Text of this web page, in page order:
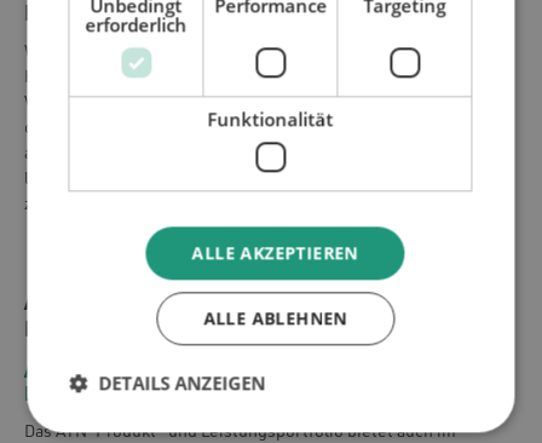
HAUSHALTSGERÄTE
Wie auch in anderen Industriebereichen, wird auch in der
Haushaltsgeräteproduktion das Kleben als
Verbindungstechnologie eingesetzt. Neben den Möglichkeiten,
die das
in Bezug auf das Produktdesign zulässt, sind
auch die physikalischen Vorteile des Klebens, zum Beispiel als
langzeitstabile Verbindung, ein wichtiges Kriterium für dessen
zunehmenden Einsatz.
ATN TECHNOLOGIE FÜR DIE
HAUSHALTSGERÄTEPRODUKTION
APPLIKATIONSTECHNIK FÜR
HAUSHALTSGERÄTEPRODUKTION
Das ATN-Produkt- und Leistungsportfolio bietet auch im
Unbedingt
erforderlich
Performance Targeting
Funktionalität
ALLE AKZEPTIEREN
ALLE ABLEHNEN
DETAILS ANZEIGEN